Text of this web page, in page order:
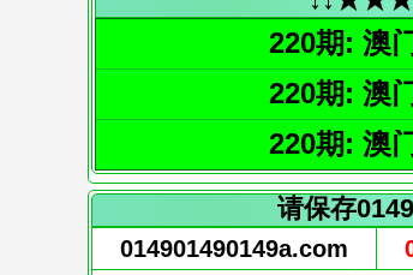
220期: 澳
220期: 澳
220期: 澳
请保存
014901490149a.com